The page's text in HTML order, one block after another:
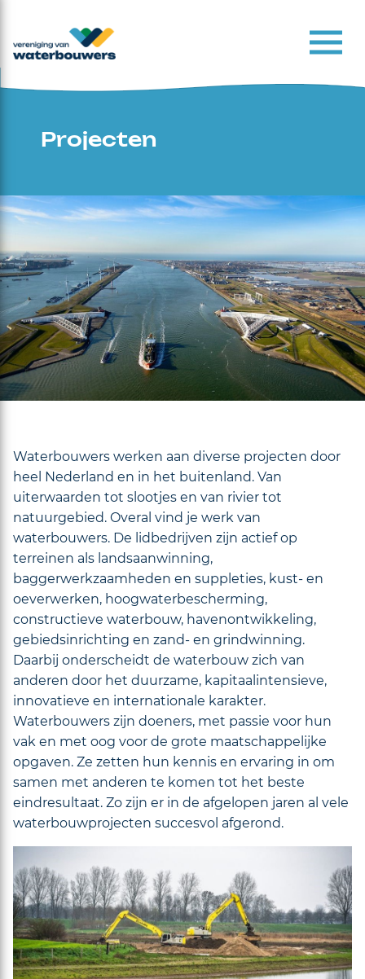
Projecten
Waterbouwers werken aan diverse projecten door
heel Nederland en in het buitenland. Van
uiterwaarden tot slootjes en van rivier tot
natuurgebied. Overal vind je werk van
waterbouwers. De lidbedrijven zijn actief op
terreinen als landsaanwinning,
baggerwerkzaamheden en suppleties, kust- en
oeverwerken, hoogwaterbescherming,
constructieve waterbouw, havenontwikkeling,
gebiedsinrichting en zand- en grindwinning.
Daarbij onderscheidt de waterbouw zich van
anderen door het duurzame, kapitaalintensieve,
innovatieve en internationale karakter.
Waterbouwers zijn doeners, met passie voor hun
vak en met oog voor de grote maatschappelijke
opgaven. Ze zetten hun kennis en ervaring in om
samen met anderen te komen tot het beste
eindresultaat. Zo zijn er in de afgelopen jaren al vele
waterbouwprojecten succesvol afgerond.